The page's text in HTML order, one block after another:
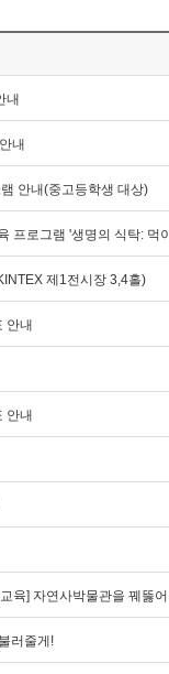
내
내
안내(중고등학생 대상)
프로그램 '생명의 식탁: 먹
제1전시장 3,4홀)
안내
안내
육] 자연사박물관을 꿰뚫
러줄게!